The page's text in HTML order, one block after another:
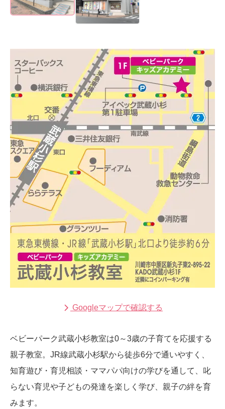
Googleマップで確認する
ベビーパーク武蔵小杉教室は0～3歳の子育てを応援する
親子教室。JR線武蔵小杉駅から徒歩6分で通いやすく、
知育遊び・育児相談・ママパパ向けの学びを通して、叱
らない育児や子どもの発達を楽しく学び、親子の絆を育
みます。